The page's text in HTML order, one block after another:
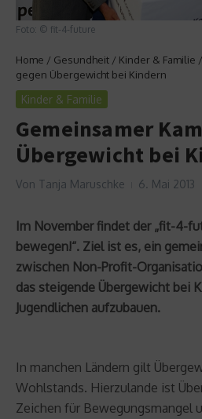
Foto: © fit-4-future
Home / Gesundheit / Kinder & Familie /
gegen Übergewicht bei Kindern
Kinder & Familie
Gemeinsamer
Übergewicht bei
Von Tanja Maruschke 6. Mai 2013
Im November findet der „fit-4-
bewegen!“. Ziel ist es, ein
zwischen Non-Profit-
das steigende Übergewicht bei
Jugendlichen aufzubauen.
In manchen Ländern gilt
Wohlstands. Hierzulande ist
Zeichen für Bewegungsmangel